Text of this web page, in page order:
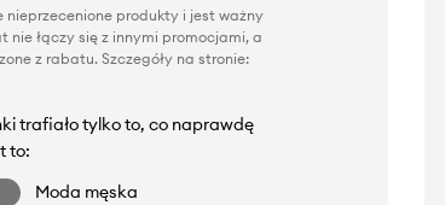
produkty i jest ważny
nie łączy się z innymi promocjami, a
z rabatu. Szczegóły na stronie:
trafiało tylko to, co naprawdę
to:
Moda męska